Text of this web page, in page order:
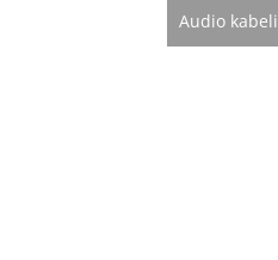
Audio kabeli